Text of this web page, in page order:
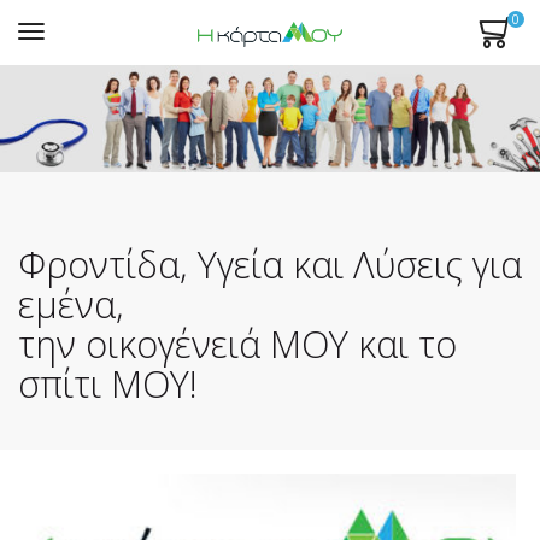
0
Mενού
Φροντίδα, Υγεία και Λύσεις για
εμένα,
την οικογένειά ΜΟΥ και το
σπίτι ΜΟΥ!